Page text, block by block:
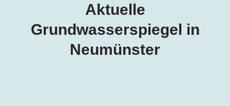
Aktuelle
Grundwasserspiegel in
Neumünster